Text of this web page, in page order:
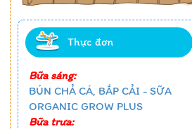
Thực đơn
Bữa sáng:
BÚN CHẢ CÁ, BẮP CẢI - SỮA
ORGANIC GROW PLUS
Bữa trưa: